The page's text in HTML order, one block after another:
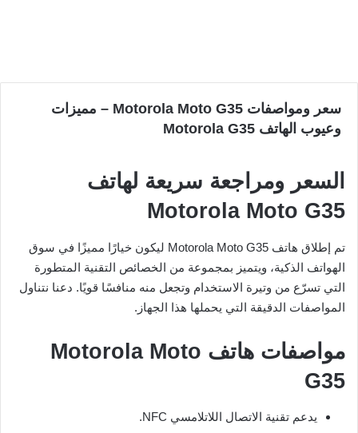
سعر ومواصفات Motorola Moto G35 – مميزات
وعيوب الهاتف Motorola G35
السعر ومراجعة سريعة لهاتف
Motorola Moto G35
تم إطلاق هاتف Motorola Moto G35 ليكون خيارًا مميزًا في سوق
الهواتف الذكية، ويتميز بمجموعة من الخصائص التقنية المتطورة
التي تسرّع من وتيرة الاستخدام وتجعل منه منافسًا قويًا. دعنا نتناول
المواصفات الدقيقة التي يحملها هذا الجهاز.
مواصفات هاتف Motorola Moto
G35
يدعم تقنية الاتصال اللاتلامسي NFC.